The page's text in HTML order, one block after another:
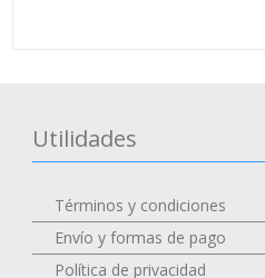
Utilidades
Términos y condiciones
Envío y formas de pago
Política de privacidad